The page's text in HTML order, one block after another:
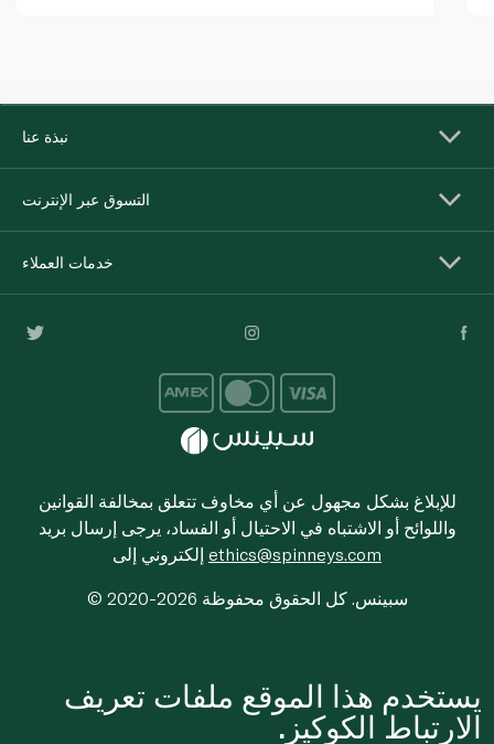
نبذة عنا
التسوق عبر الإنترنت
خدمات العملاء
للإبلاغ بشكل مجهول عن أي مخاوف تتعلق بمخالفة القوانين
واللوائح أو الاشتباه في الاحتيال أو الفساد، يرجى إرسال بريد
ethics@spinneys.com
© 2020-2026 سبينس. كل الحقوق محفوظة
يستخدم هذا الموقع ملفات تعريف
الارتباط الكوكيز.